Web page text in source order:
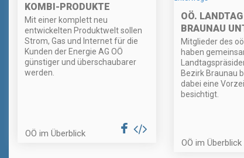
KOMBI-PRODUKTE
Mit einer komplett neu
entwickelten Produktwelt sollen
Strom, Gas und Internet für die
Kunden der Energie AG OÖ
günstiger und überschaubarer
werden.
OÖ im Überblick
OÖ.
BRAUNAU
Mitglieder des
haben
Bezirk Braunau
dabei eine
besichtigt.
OÖ im Überblick